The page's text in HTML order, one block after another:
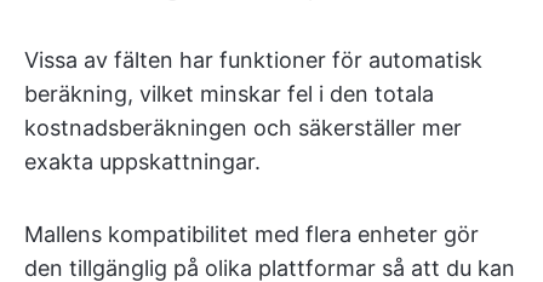
Vissa av fälten har funktioner för automatisk
beräkning, vilket minskar fel i den totala
kostnadsberäkningen och säkerställer mer
exakta uppskattningar.
Mallens kompatibilitet med flera enheter gör
den tillgänglig på olika plattformar så att du kan